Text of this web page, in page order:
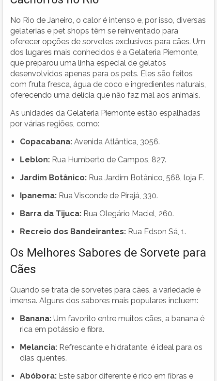
No Rio de Janeiro, o calor é intenso e, por isso, diversas
gelaterias e pet shops têm se reinventado para
oferecer opções de sorvetes exclusivos para cães. Um
dos lugares mais conhecidos é a Gelateria Piemonte,
que preparou uma linha especial de gelatos
desenvolvidos apenas para os pets. Eles são feitos
com fruta fresca, água de coco e ingredientes naturais,
oferecendo uma delícia que não faz mal aos animais.
As unidades da Gelateria Piemonte estão espalhadas
por várias regiões, como:
Copacabana: Avenida Atlântica, 3056.
Leblon: Rua Humberto de Campos, 827.
Jardim Botânico: Rua Jardim Botânico, 568, loja F.
Ipanema: Rua Visconde de Pirajá, 330.
Barra da Tijuca: Rua Olegário Maciel, 260.
Recreio dos Bandeirantes: Rua Edson Sá, 1.
Os Melhores Sabores de Sorvete para
Cães
Quando se trata de sorvetes para cães, a variedade é
imensa. Alguns dos sabores mais populares incluem:
Banana: Um favorito entre muitos cães, a banana é
rica em potássio e fibra.
Melancia: Refrescante e hidratante, é ideal para os
dias quentes.
Abóbora: Este sabor diferente é rico em fibras e